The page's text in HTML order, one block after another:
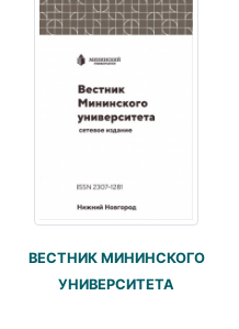
ВЕСТНИК МИНИНСКОГО
УНИВЕРСИТЕТА